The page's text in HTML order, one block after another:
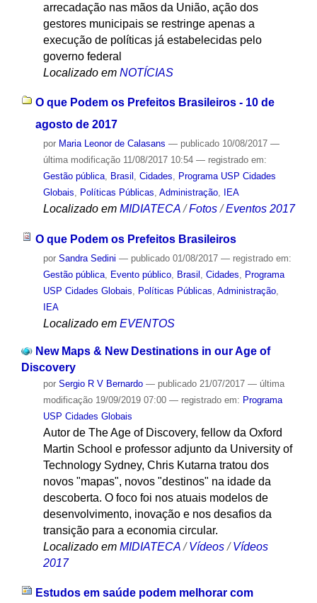
arrecadação nas mãos da União, ação dos
gestores municipais se restringe apenas a
execução de políticas já estabelecidas pelo
governo federal
Localizado em NOTÍCIAS
O que Podem os Prefeitos Brasileiros - 10 de
agosto de 2017
por Maria Leonor de Calasans — publicado10/08/2017 —
última modificação11/08/2017 10:54 — registrado em:
Gestão pública, Brasil , Cidades, Programa USP Cidades
Globais, Políticas Públicas, Administração, IEA
Localizado em MIDIATECA /Fotos /Eventos 2017
O que Podem os Prefeitos Brasileiros
por Sandra Sedini — publicado01/08/2017 — registrado em:
Gestão pública, Evento público, Brasil , Cidades, Programa
USP Cidades Globais, Políticas Públicas, Administração,
IEA
Localizado em EVENTOS
New Maps & New Destinations in our Age of
Discovery
por Sergio R V Bernardo — publicado21/07/2017 — última
modificação19/09/2019 07:00 — registrado em: Programa
USP Cidades Globais
Autor de The Age of Discovery, fellow da Oxford
Martin School e professor adjunto da University of
Technology Sydney, Chris Kutarna tratou dos
novos "mapas", novos "destinos" na idade da
descoberta. O foco foi nos atuais modelos de
desenvolvimento, inovação e nos desafios da
transição para a economia circular.
Localizado em MIDIATECA /Vídeos /Vídeos
2017
Estudos em saúde podem melhorar com